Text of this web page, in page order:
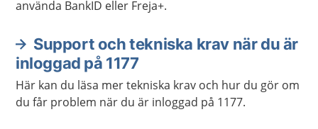
använda BankID eller Freja+.
Support och tekniska krav när du är
inloggad på 1177
Här kan du läsa mer tekniska krav och hur du gör om
du får problem när du är inloggad på 1177.